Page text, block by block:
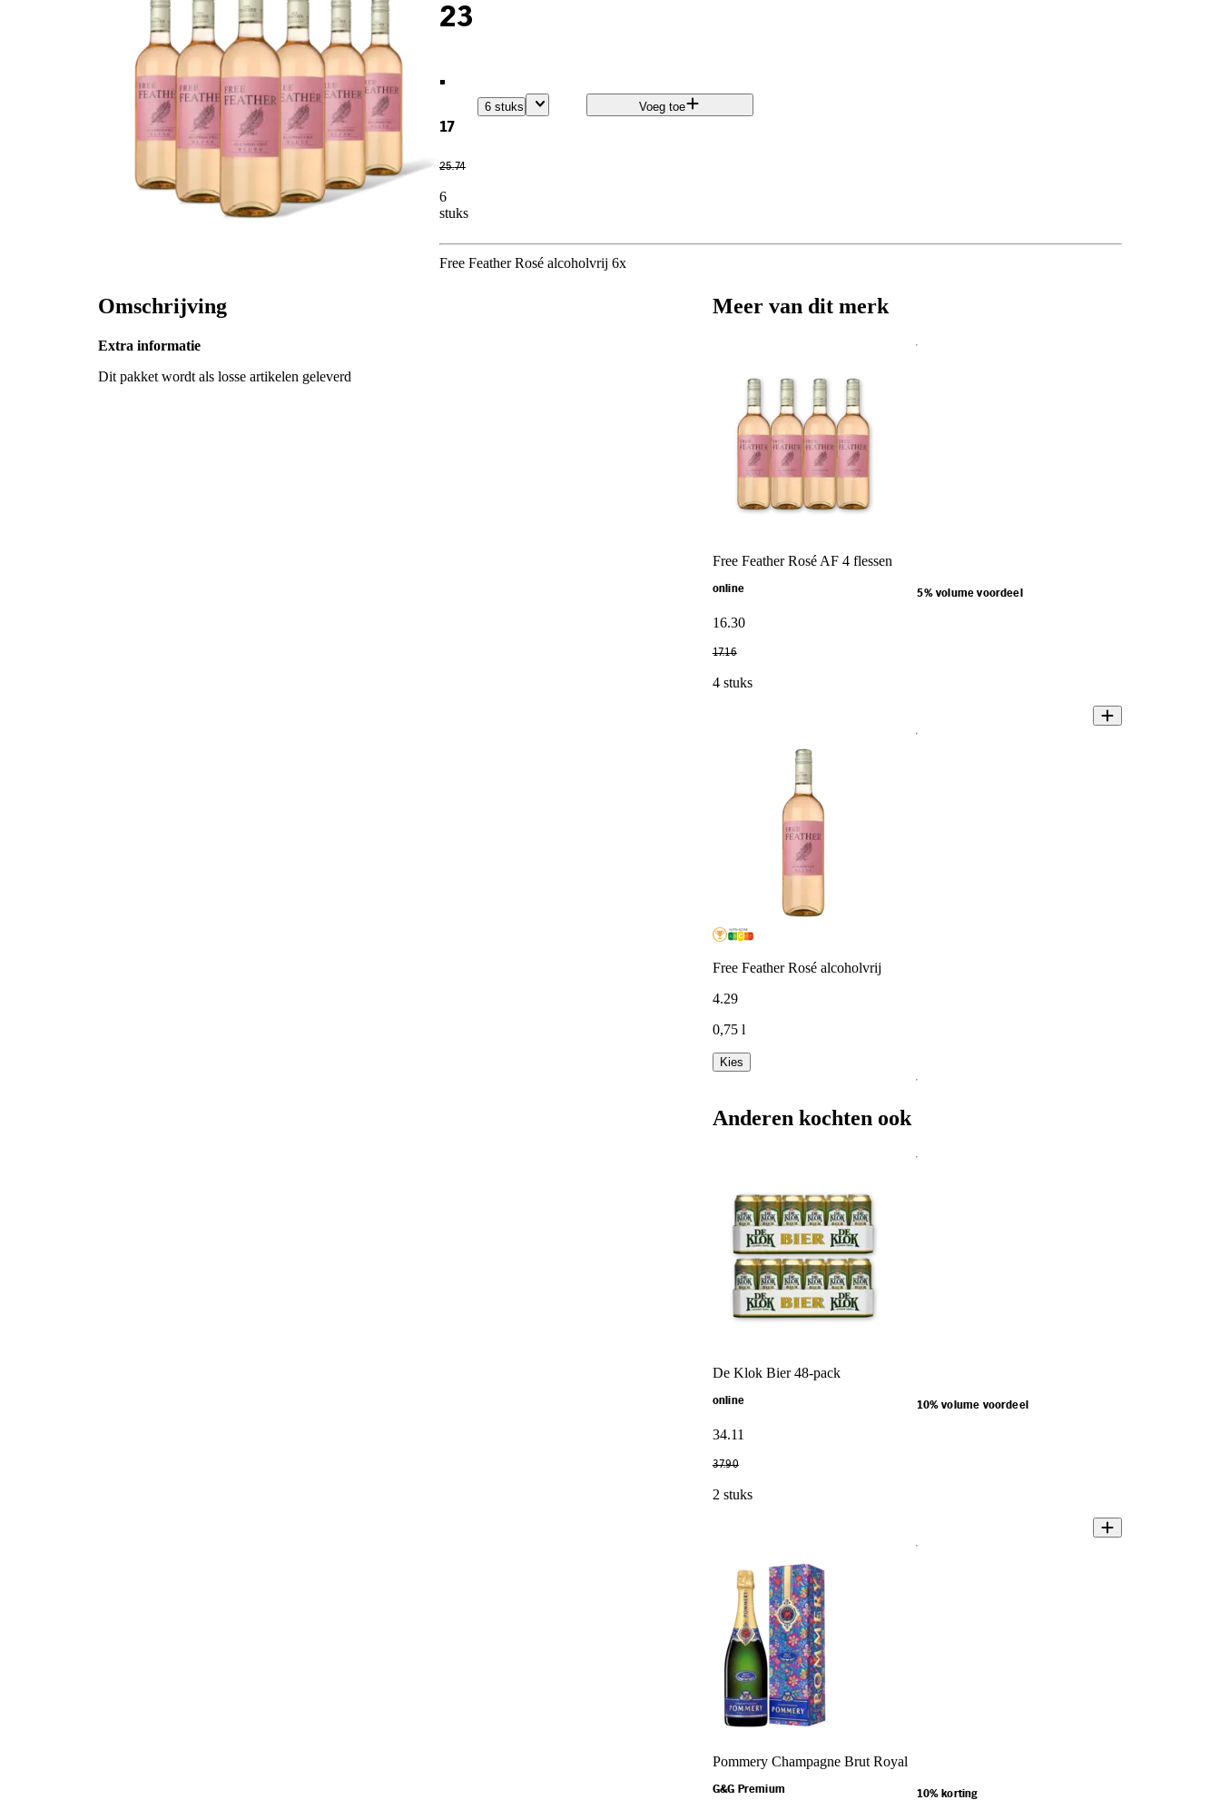
23
.
17
25.74
6
stuks
6 stuks Voeg toe
Free Feather Rosé alcoholvrij 6x
Omschrijving
Extra informatie
Dit pakket wordt als losse artikelen geleverd
Meer van dit merk
Free Feather Rosé AF 4 flessen
online 5% volume voordeel
16.30
17.16
4 stuks
Free Feather Rosé alcoholvrij
4.29
0,75 l
Kies
Anderen kochten ook
De Klok Bier 48-pack
online 10% volume voordeel
34.11
37.90
2 stuks
Pommery Champagne Brut Royal
G&G Premium 10% korting